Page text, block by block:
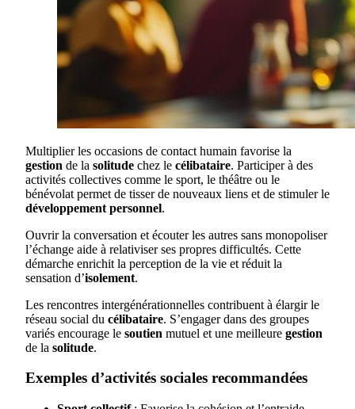
Multiplier les occasions de contact humain favorise la
gestion de la solitude chez le célibataire. Participer à des
activités collectives comme le sport, le théâtre ou le
bénévolat permet de tisser de nouveaux liens et de stimuler le
développement personnel.
Ouvrir la conversation et écouter les autres sans monopoliser
l’échange aide à relativiser ses propres difficultés. Cette
démarche enrichit la perception de la vie et réduit la
sensation d’isolement.
Les rencontres intergénérationnelles contribuent à élargir le
réseau social du célibataire. S’engager dans des groupes
variés encourage le soutien mutuel et une meilleure gestion
de la solitude.
Exemples d’activités sociales recommandées